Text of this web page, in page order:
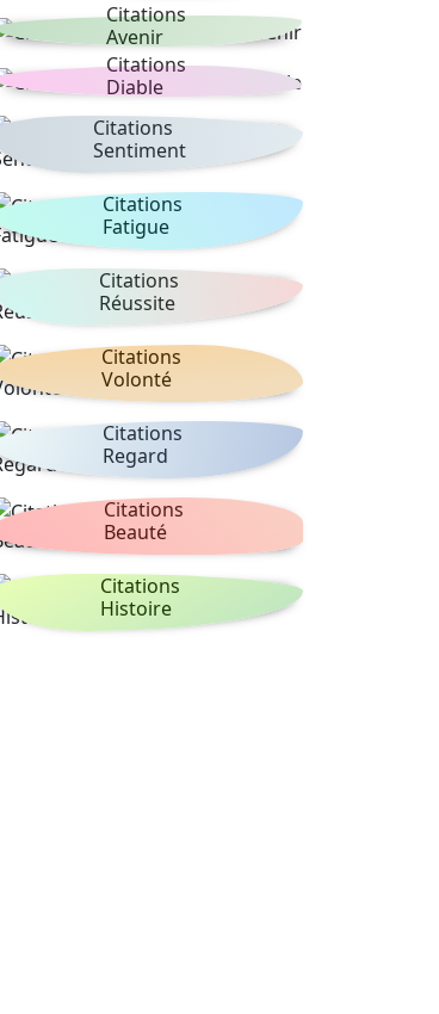
Citations
Avenir
Citations
Diable
Citations
Sentiment
Citations
Fatigue
Citations
Réussite
Citations
Volonté
Citations
Regard
Citations
Beauté
Citations
Histoire